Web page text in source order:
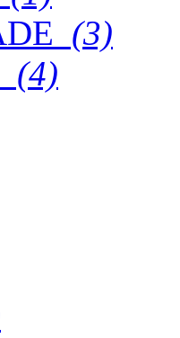
(3)
(4)